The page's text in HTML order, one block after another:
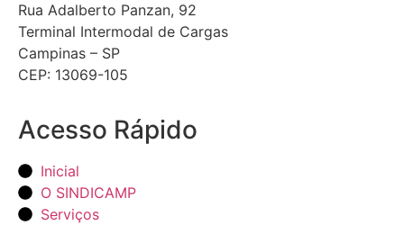
Rua Adalberto Panzan, 92
Terminal Intermodal de Cargas
Campinas – SP
CEP: 13069-105
Acesso Rápido
Inicial
O SINDICAMP
Serviços